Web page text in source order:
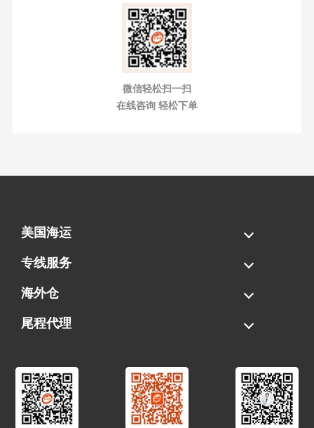
微信轻松扫一扫
在线咨询 轻松下单
美国海运
海运拼柜
海运整柜
美国海卡
加拿大海运
专线服务
FBA专线直送
超大件专线
AWD专线
电池专线
海外仓
一件代发
FBA中转
贴标换标
拆柜/存储
尾程代理